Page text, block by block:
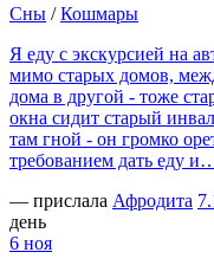
Сны /Кошмары
Я еду с экскурсией на
мимо старых домов,
дома в другой - тоже
окна сидит старый
там гной - он громко
требованием дать еду
— прислала Афродита
день
6 ноя